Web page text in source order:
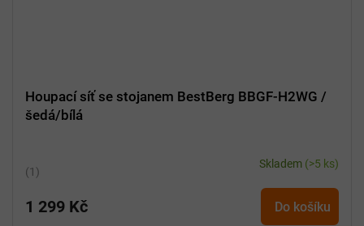
Houpací síť se stojanem BestBerg BBGF-H2WG /
šedá/bílá
Průměrné
produktu
Skladem (>5 ks)
1 299 Kč Do košíku